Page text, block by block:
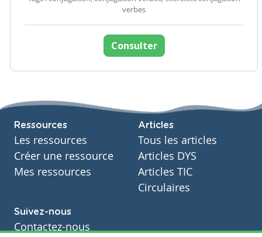
verbes
Consulter
Ressources
Les ressources
Créer une ressource
Mes ressources
Articles
Tous les articles
Articles DYS
Articles TIC
Circulaires
Suivez-nous
Contactez-nous